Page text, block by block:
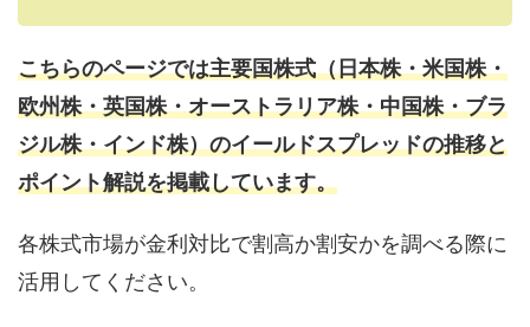
こちらのページでは主要国株式（日本株・米国株・
欧州株・英国株・オーストラリア株・中国株・ブラ
ジル株・インド株）のイールドスプレッドの推移と
ポイント解説を掲載しています。
各株式市場が金利対比で割高か割安かを調べる際に
活用してください。